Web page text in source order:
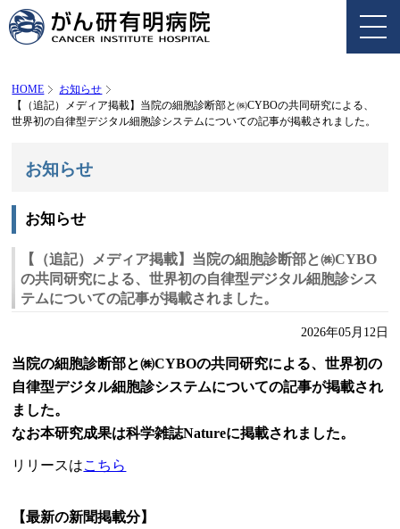
HOME
お知らせ
【（追記）メディア掲載】当院の細胞診断部と㈱CYBOの共同研究による、
世界初の自律型デジタル細胞診システムについての記事が掲載されました。
お知らせ
お知らせ
【（追記）メディア掲載】当院の細胞診断部と㈱CYBO
の共同研究による、世界初の自律型デジタル細胞診シス
テムについての記事が掲載されました。
2026年05月12日
当院の細胞診断部と㈱CYBOの共同研究による、世界初の
自律型デジタル細胞診システムについての記事が掲載され
ました。
なお本研究成果は科学雑誌Natureに掲載されました。
リリースはこちら
【最新の新聞掲載分】